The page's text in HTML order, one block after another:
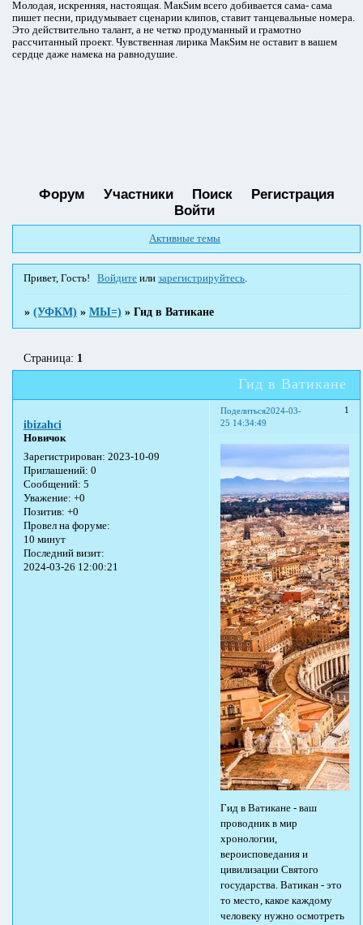
Молодая, искренняя, настоящая. МакSим всего добивается сама- сама
пишет песни, придумывает сценарии клипов, ставит танцевальные номера.
Это действительно талант, а не четко продуманный и грамотно
рассчитанный проект. Чувственная лирика МакSим не оставит в вашем
сердце даже намека на равнодушие.
Форум Участники Поиск
Регистрация
Войти
Активные темы
Привет, Гость! Войдите илизарегистрируйтесь
»(УФКМ) »МЫ=) »Гид в Ватикане
Гид в Ватикане
Страница: 1
Поделиться 1
2024-03-
25 14:34:49
ibizahci
Новичок
Зарегистрирован: 2023-10-09
Приглашений: 0
Сообщений: 5
Уважение: +0
Позитив: +0
Провел на форуме:
10 минут
Последний визит:
2024-03-26 12:00:21
Гид в Ватикане - ваш
проводник в мир
хронологии,
вероисповедания и
цивилизации Святого
государства. Ватикан - это
то место, какое каждому
человеку нужно осмотреть